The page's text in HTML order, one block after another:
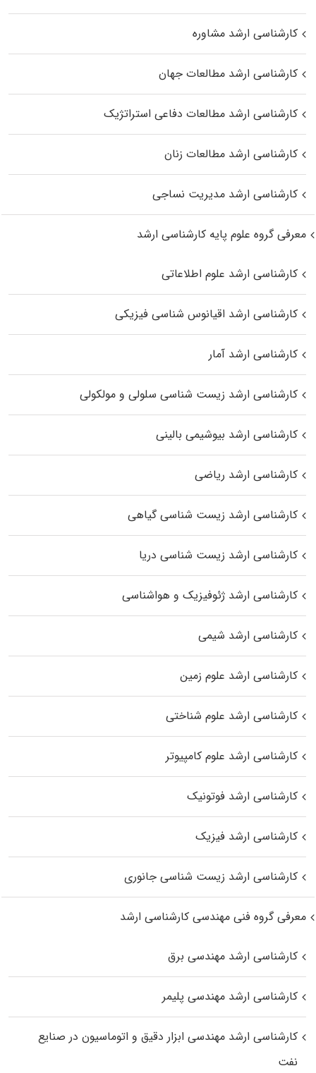
کارشناسی ارشد مشاوره
کارشناسی ارشد مطالعات جهان
کارشناسی ارشد مطالعات دفاعی استراتژیک
کارشناسی ارشد مطالعات زنان
کارشناسی ارشد مدیریت نساجی
معرفی گروه علوم پایه کارشناسی ارشد
کارشناسی ارشد علوم اطلاعاتی
کارشناسی ارشد اقیانوس‌ شناسی فیزیکی
کارشناسی ارشد آمار
کارشناسی ارشد زیست شناسی سلولی و مولکولی
کارشناسی ارشد بیوشیمی بالینی
کارشناسی ارشد ریاضی
کارشناسی ارشد زیست‌ شناسی گیاهی
کارشناسی ارشد زیست‌ شناسی دریا
کارشناسی ارشد ژئوفیزیک و هواشناسی
کارشناسی ارشد شیمی
کارشناسی ارشد علوم زمین
کارشناسی ارشد علوم شناختی
کارشناسی ارشد علوم کامپیوتر
کارشناسی ارشد فوتونیک
کارشناسی ارشد فیزیک
کارشناسی ارشد زیست‌ شناسی جانوری
معرفی گروه فنی مهندسی کارشناسی ارشد
کارشناسی ارشد مهندسی برق
کارشناسی ارشد مهندسی پلیمر
کارشناسی ارشد مهندسی ابزار دقیق و اتوماسیون در صنایع
نفت